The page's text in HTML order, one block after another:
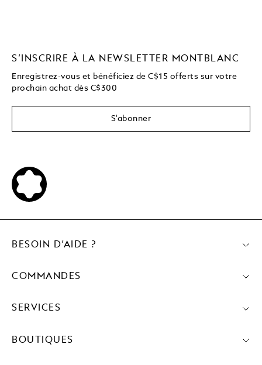
S’INSCRIRE À LA NEWSLETTER MONTBLANC
Enregistrez-vous et bénéficiez de C$15 offerts sur votre
prochain achat dès C$300
S'abonner
BESOIN D’AIDE ?
COMMANDES
SERVICES
BOUTIQUES